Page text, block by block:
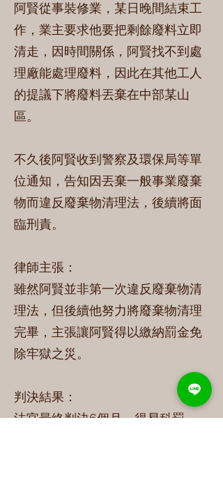
阿賢從事裝修業，某日晚間結束工
作，業主要求他要把剩餘廢料立即
清走，因時間關係，阿賢找不到處
理廠能處理廢料，因此在其他工人
的提議下將廢料丟棄在中部某山
區。
不久後阿賢收到警察及環保局等單
位通知，告知因丟棄一般事業廢棄
物而違反廢棄物清理法，後續將面
臨刑責。
律師主張：
雖然阿賢並非第一次違反廢棄物清
理法，但後續他努力將廢棄物清理
完畢，主張讓阿賢得以繳納罰金免
除牢獄之災。
判決結果：
法官最終判決6個月，得易科罰